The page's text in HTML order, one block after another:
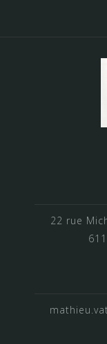
22 rue